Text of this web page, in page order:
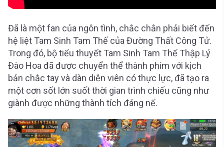
Đã là một fan của ngôn tình, chắc chắn phải biết đến
hệ liệt Tam Sinh Tam Thế của Đường Thất Công Tử.
Trong đó, bộ tiểu thuyết Tam Sinh Tam Thế Thập Lý
Đào Hoa đã được chuyển thể thành phim với kịch
bản chắc tay và dàn diễn viên có thực lực, đã tạo ra
một cơn sốt lớn suốt thời gian trình chiếu cũng như
giành được những thành tích đáng nể.